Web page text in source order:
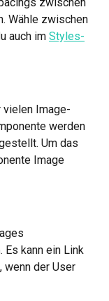
Wähle zwischen
auch im Styles-
vielen Image-
werden
Um das
Image
kann ein Link
der User